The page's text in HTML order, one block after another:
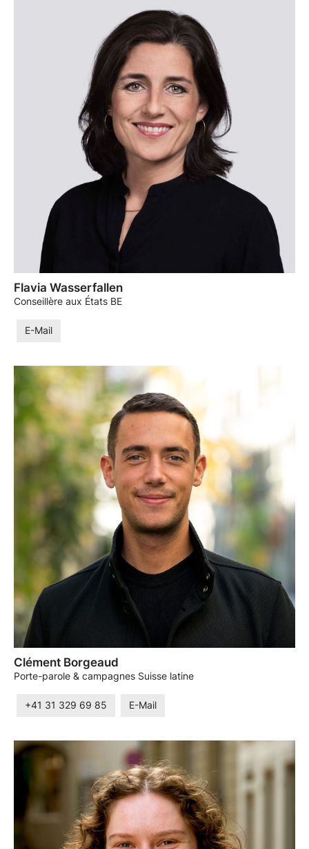
Flavia Wasserfallen
Conseillère aux États BE
E-Mail
Clément Borgeaud
Porte-parole & campagnes Suisse latine
+41 31 329 69 85 E-Mail